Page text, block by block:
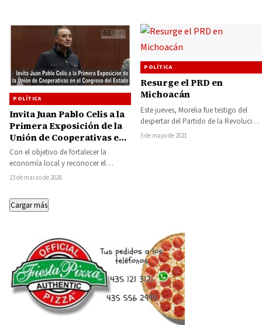
POLÍTICA
Invita Juan Pablo Celis a la
Primera Exposición de la
Unión de Cooperativas en
el Congreso del Estado
Con el objetivo de fortalecer la
economía local y reconocer el
esfuerzo colectivo de quienes día a
23 de marzo de 2026
POLÍTICA
Resurge el PRD en
Michoacán
Este jueves, Morelia fue testigo del
despertar del Partido de la Revolución
Democrática (PRD). Ante miles de
5 de mayo de 2021
Cargar más